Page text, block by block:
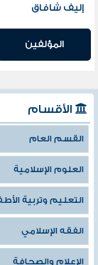
إليف شافاق
المؤلفين
الأقسام
القسم العام
العلوم الإسلامية
التعليم وتربية
الفقه الإسلامي
الإعلام والصحافة